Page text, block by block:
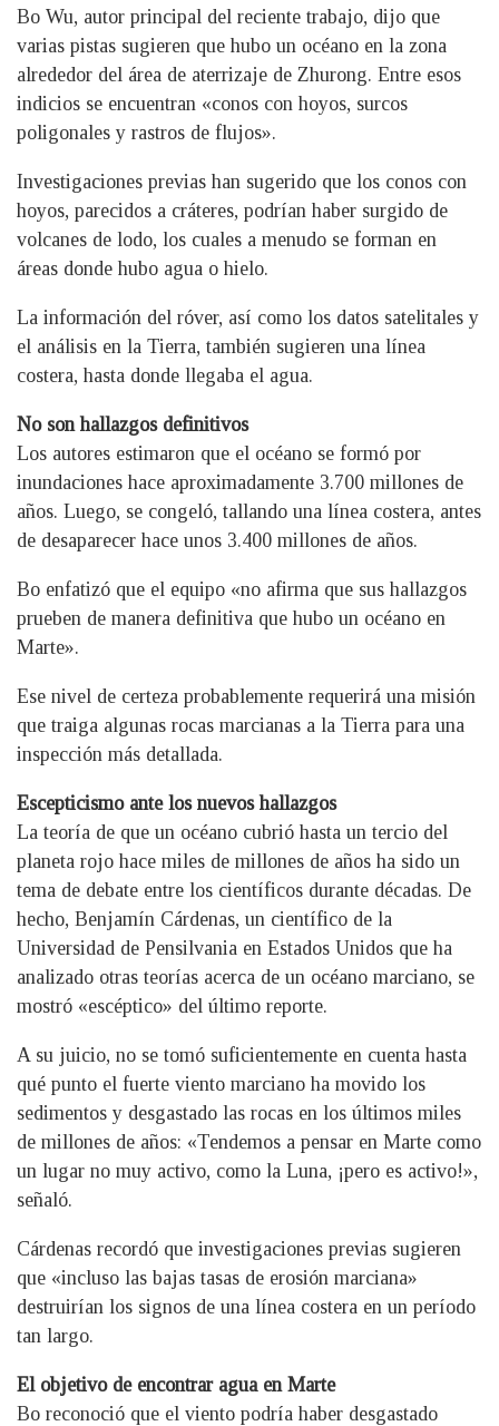
Bo Wu, autor principal del reciente trabajo, dijo que
varias pistas sugieren que hubo un océano en la zona
alrededor del área de aterrizaje de Zhurong. Entre esos
indicios se encuentran «conos con hoyos, surcos
poligonales y rastros de flujos».
Investigaciones previas han sugerido que los conos con
hoyos, parecidos a cráteres, podrían haber surgido de
volcanes de lodo, los cuales a menudo se forman en
áreas donde hubo agua o hielo.
La información del róver, así como los datos satelitales y
el análisis en la Tierra, también sugieren una línea
costera, hasta donde llegaba el agua.
No son hallazgos definitivos
Los autores estimaron que el océano se formó por
inundaciones hace aproximadamente 3.700 millones de
años. Luego, se congeló, tallando una línea costera, antes
de desaparecer hace unos 3.400 millones de años.
Bo enfatizó que el equipo «no afirma que sus hallazgos
prueben de manera definitiva que hubo un océano en
Marte».
Ese nivel de certeza probablemente requerirá una misión
que traiga algunas rocas marcianas a la Tierra para una
inspección más detallada.
Escepticismo ante los nuevos hallazgos
La teoría de que un océano cubrió hasta un tercio del
planeta rojo hace miles de millones de años ha sido un
tema de debate entre los científicos durante décadas. De
hecho, Benjamín Cárdenas, un científico de la
Universidad de Pensilvania en Estados Unidos que ha
analizado otras teorías acerca de un océano marciano, se
mostró «escéptico» del último reporte.
A su juicio, no se tomó suficientemente en cuenta hasta
qué punto el fuerte viento marciano ha movido los
sedimentos y desgastado las rocas en los últimos miles
de millones de años: «Tendemos a pensar en Marte como
un lugar no muy activo, como la Luna, ¡pero es activo!»,
señaló.
Cárdenas recordó que investigaciones previas sugieren
que «incluso las bajas tasas de erosión marciana»
destruirían los signos de una línea costera en un período
tan largo.
El objetivo de encontrar agua en Marte
Bo reconoció que el viento podría haber desgastado